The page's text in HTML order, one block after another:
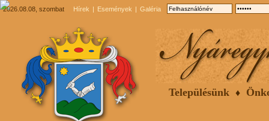
2026.08.08, szombat Hírek Események Galéria
Településünk